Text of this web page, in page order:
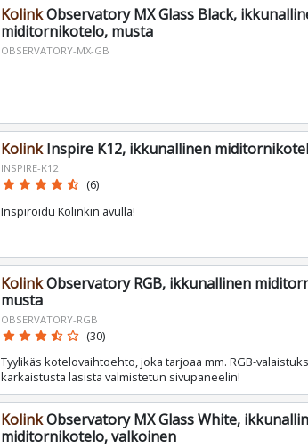
KolinkObservatory MX Glass Black,
miditornikotelo, musta
OBSERVATORY-MX-GB
KolinkInspire K12, ikkunallinen
INSPIRE-K12
star star star star star_half (6)
Inspiroidu Kolinkin avulla!
KolinkObservatory RGB, ikkunallinen
musta
OBSERVATORY-RGB
star star star star_half star_border (30)
Tyylikäs kotelovaihtoehto, joka tarjoaa mm. RGB-
karkaistusta lasista valmistetun sivupaneelin!
KolinkObservatory MX Glass White,
miditornikotelo, valkoinen